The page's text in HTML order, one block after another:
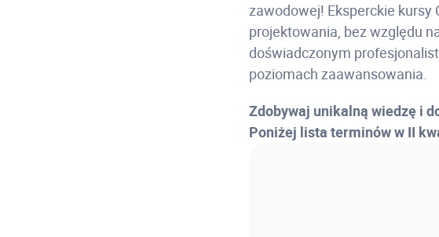
zawodowej! Eksperckie
projektowania, bez względu
doświadczonym
poziomach zaawansowania.
Zdobywaj unikalną wiedzę i
Poniżej lista terminów w II